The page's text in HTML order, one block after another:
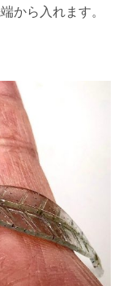
から入れます。